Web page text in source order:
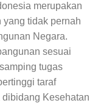
merupakan
tidak pernah
Negara.
sesuai
tugas
taraf
Kesehatan